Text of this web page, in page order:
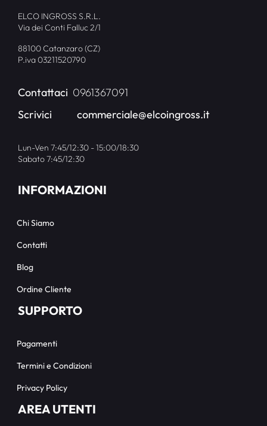
ELCO INGROSS S.R.L.
Via dei Conti Falluc 2/1
88100 Catanzaro (CZ)
P.iva 03211520790
Contattaci 0961367091
Scrivici
commerciale@elcoingross.it
Lun-Ven 7:45/12:30 - 15:00/18:30
Sabato 7:45/12:30
INFORMAZIONI
Chi Siamo
Contatti
Blog
Ordine Cliente
SUPPORTO
Pagamenti
Termini e Condizioni
Privacy Policy
AREA UTENTI